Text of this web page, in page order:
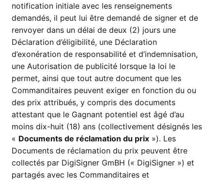
notification initiale avec les renseignements
demandés, il peut lui être demandé de signer et de
renvoyer dans un délai de deux (2) jours une
Déclaration d’éligibilité, une Déclaration
d’exonération de responsabilité et d’indemnisation,
une Autorisation de publicité lorsque la loi le
permet, ainsi que tout autre document que les
Commanditaires peuvent exiger en fonction du ou
des prix attribués, y compris des documents
attestant que le Gagnant potentiel est âgé d’au
moins dix-huit (18) ans (collectivement désignés les
« Documents de réclamation du prix »). Les
Documents de réclamation du prix peuvent être
collectés par DigiSigner GmBH (« DigiSigner ») et
partagés avec les Commanditaires et